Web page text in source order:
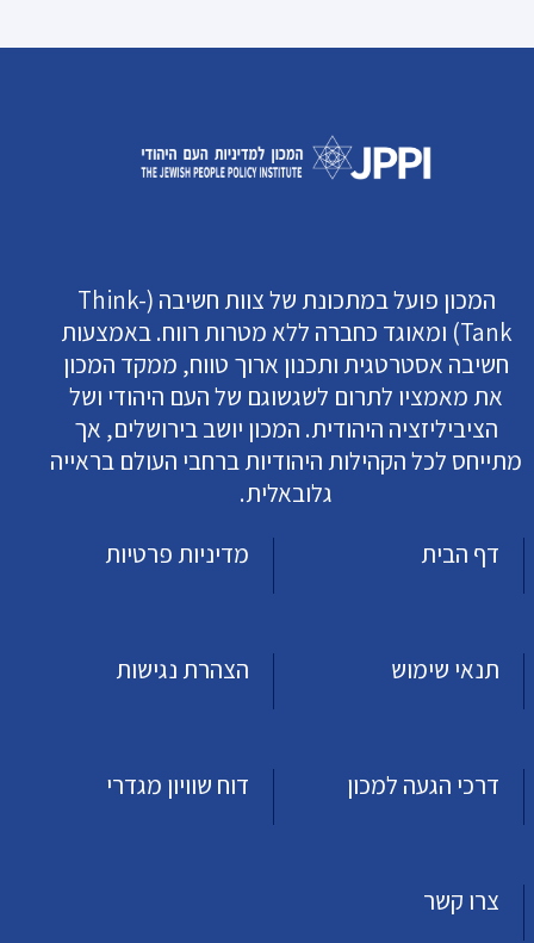
המכון פועל במתכונת של צוות חשיבה (Think-
Tank) ומאוגד כחברה ללא מטרות רווח. באמצעות
חשיבה אסטרטגית ותכנון ארוך טווח, ממקד המכון
את מאמציו לתרום לשגשוגם של העם היהודי ושל
הציביליזציה היהודית. המכון יושב בירושלים, אך
מתייחס לכל הקהילות היהודיות ברחבי העולם בראייה
גלובאלית.
דף הבית
מדיניות פרטיות
תנאי שימוש הצהרת נגישות
דרכי הגעה למכון דוח שוויון מגדרי
צרו קשר